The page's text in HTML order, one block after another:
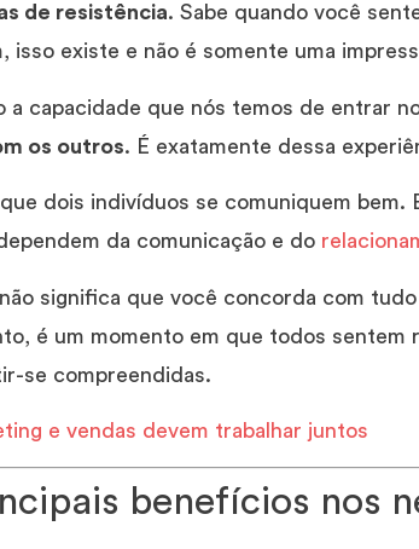
de resistência. Sabe quando você
isso existe e não é somente uma
a capacidade que nós temos de entrar
os outros. É exatamente dessa
dois indivíduos se comuniquem bem.
da comunicação e do
significa que você concorda com
é um momento em que todos sentem
se compreendidas.
e vendas devem trabalhar juntos
benefícios nos